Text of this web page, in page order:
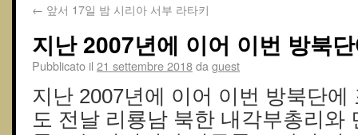
← 앞서 17일 밤 시리아 서부 라타키
지난 2007년에 이어 이번 방북
Pubblicato il 21 settembre 2018da guest
지난 2007년에 이어 이번 방북단에
도 전날 리룡남 북한 내각부총리와